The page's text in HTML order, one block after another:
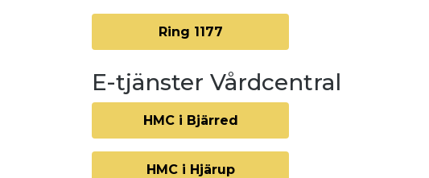
Ring 1177
E-tjänster Vårdcentral
HMC i Bjärred
HMC i Hjärup